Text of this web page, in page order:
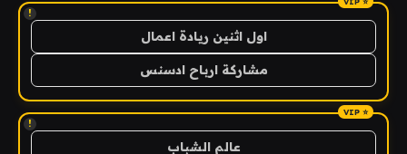
!
اول اثنين ريادة اعمال
مشاركة ارباح ادسنس
!
عالم الشباب